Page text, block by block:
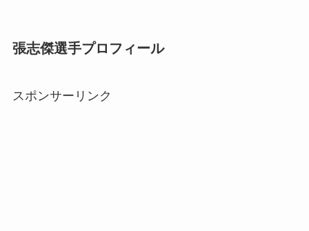
張志傑選手プロフィール
スポンサーリンク